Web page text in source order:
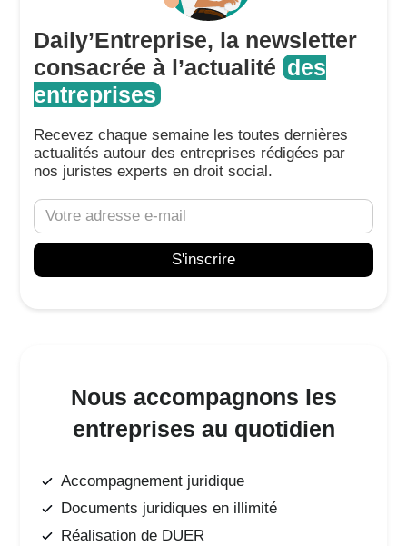
Daily’Entreprise, la newsletter
consacrée à l’actualité des
entreprises
Recevez chaque semaine les toutes dernières
actualités autour des entreprises rédigées par
nos juristes experts en droit social.
Nous accompagnons les
entreprises au quotidien
Accompagnement juridique
Documents juridiques en illimité
Réalisation de DUER